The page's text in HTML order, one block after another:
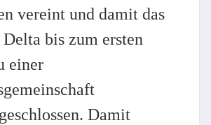
vereint und damit das
bis zum ersten
einer
Damit